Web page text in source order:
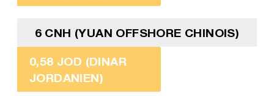
6 CNH (YUAN OFFSHORE CHINOIS)
0,58 JOD (DINAR
JORDANIEN)